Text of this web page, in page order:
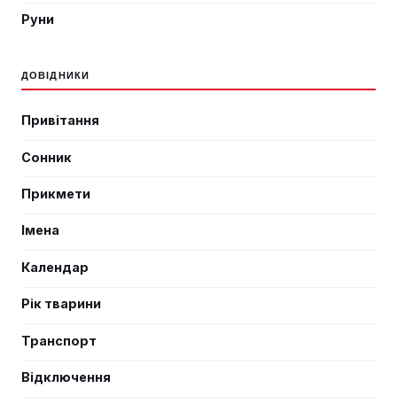
Руни
ДОВІДНИКИ
Привітання
Сонник
Прикмети
Імена
Календар
Рік тварини
Транспорт
Відключення